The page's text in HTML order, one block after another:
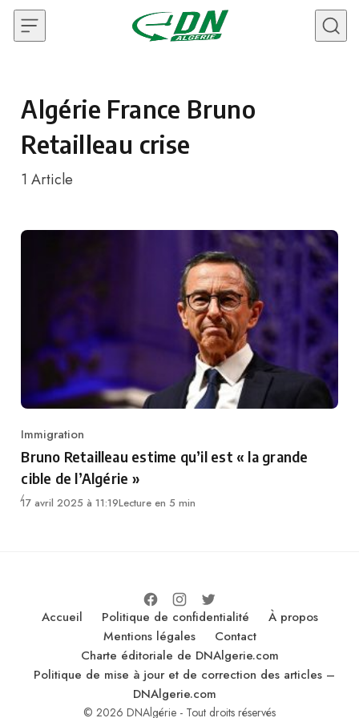
Skip to content
Algérie France Bruno
Retailleau crise
1 Article
Category
Immigration
Bruno Retailleau estime qu’il est « la grande
cible de l’Algérie »
17 avril 2025 à 11:19Lecture en 5 min
Accueil Politique de confidentialité
À propos
Mentions légales
Contact
Charte éditoriale de DNAlgerie.com
Politique de mise à jour et de correction des articles –
DNAlgerie.com
© 2026 DNAlgérie - Tout droits réservés